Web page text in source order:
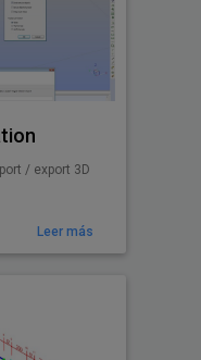
/ export 3D
Leer más